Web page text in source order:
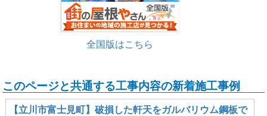
全国版はこちら
このページと共通する工事内容の新着施工事例
【立川市富士見町】破損した軒天をガルバリウム鋼板で